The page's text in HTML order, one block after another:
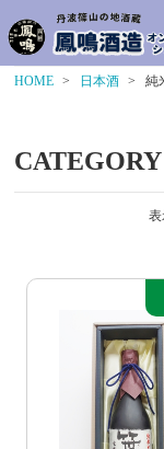
HOME 日本酒 純
CATEGORY